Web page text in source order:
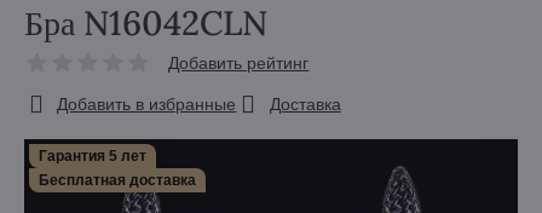
Гарантия 5 лет
Бесплатная доставка
Бра N16042CLN
Добавить рейтинг
Добавить в избранные Доставка